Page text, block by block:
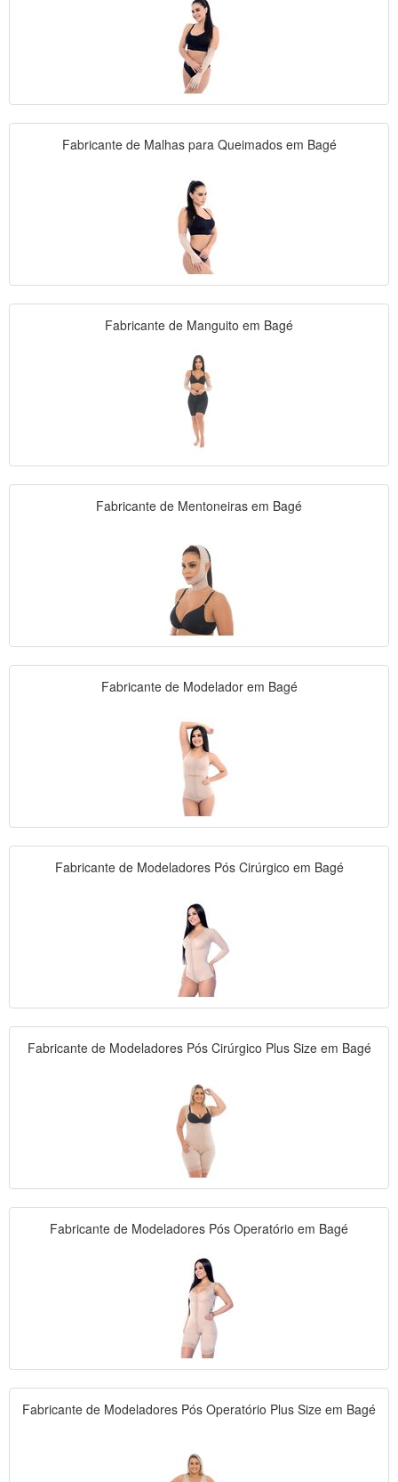
Fabricante de Malhas para Queimados em Bagé
Fabricante de Manguito em Bagé
Fabricante de Mentoneiras em Bagé
Fabricante de Modelador em Bagé
Fabricante de Modeladores Pós Cirúrgico em Bagé
Fabricante de Modeladores Pós Cirúrgico Plus Size em Bagé
Fabricante de Modeladores Pós Operatório em Bagé
Fabricante de Modeladores Pós Operatório Plus Size em Bagé